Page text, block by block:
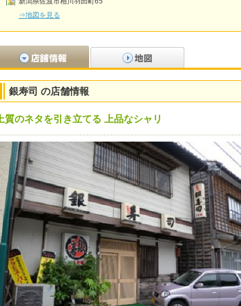
⇒地図を見る
銀寿司 の店舗情報
上質のネタを引き立てる 上品なシャリ